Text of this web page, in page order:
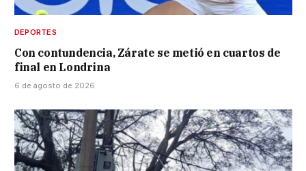
DEPORTES
Con contundencia, Zárate se metió en cuartos de
final en Londrina
6 de agosto de 2026